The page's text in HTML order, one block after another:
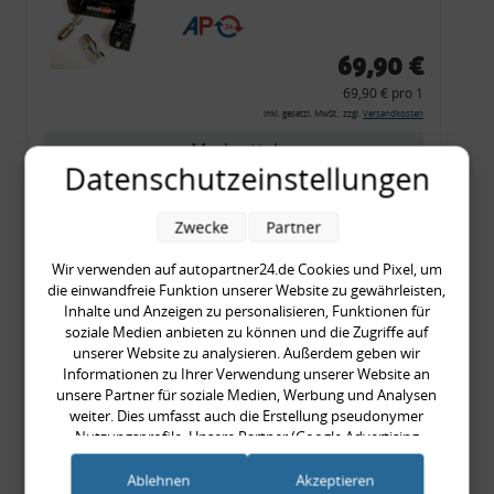
CF 14
69,90 €
69,90 € pro 1
inkl. gesetzl. MwSt., zzgl. Versandkosten
Merkzettel
Zum Artikel
Rückleuchtenband mit
Blinker, rot, US-Ecken,
Audi 80 Cabrio, Typ 89,
OE-Nr.: 8G0945225 +
8G0945225C
999,99 €
999,99 € pro 1
Datenschutzeinstellungen
Wir verwenden auf autopartner24.de Cookies und Pixel, um
die einwandfreie Funktion unserer Website zu gewährleisten,
Inhalte und Anzeigen zu personalisieren, Funktionen für
soziale Medien anbieten zu können und die Zugriffe auf
unserer Website zu analysieren. Außerdem geben wir
Informationen zu Ihrer Verwendung unserer Website an
unsere Partner für soziale Medien, Werbung und Analysen
weiter. Dies umfasst auch die Erstellung pseudonymer
Nutzungsprofile. Unsere Partner (Google Advertising
Products) führen diese Informationen möglicherweise mit
weiteren Daten zusammen, die Sie ihnen bereitgestellt haben
Zwecke Partner
Ablehnen Akzeptieren